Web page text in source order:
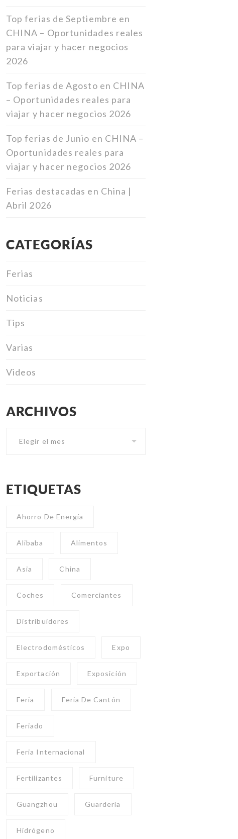
Top ferias de Septiembre en
CHINA – Oportunidades reales
para viajar y hacer negocios
2026
Top ferias de Agosto en CHINA
– Oportunidades reales para
viajar y hacer negocios 2026
Top ferias de Junio en CHINA –
Oportunidades reales para
viajar y hacer negocios 2026
Ferias destacadas en China |
Abril 2026
CATEGORÍAS
Ferias
Noticias
Tips
Varias
Videos
ARCHIVOS
ETIQUETAS
Ahorro De Energía
Alibaba Alimentos
Asia China
Coches Comerciantes
Distribuidores
Electrodomésticos Expo
Exportación Exposición
Feria Feria De Cantón
Feriado
Feria Internacional
Fertilizantes Furniture
Guangzhou Guardería
Hidrógeno